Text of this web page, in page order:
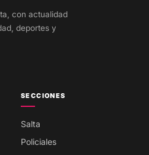
con actualidad
deportes y
SECCIONES
Salta
Policiales